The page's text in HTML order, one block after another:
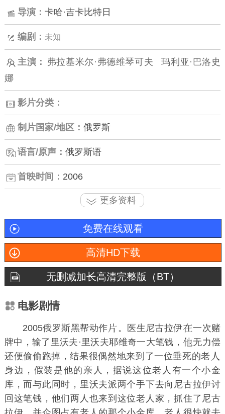
导演： 卡哈·吉卡比特日
编剧： 未知
主演： 弗拉基米尔·弗德维琴可夫
玛利亚·巴洛史
娜
影片分类：
制片国家/地区： 俄罗斯
语言/原声： 俄罗斯语
首映时间： 2006
更多资料
免费在线观看
高清HD下载
无删减加长高清完整版（BT）
电影剧情
2005俄罗斯黑帮动作 。医生尼古拉伊
一次赌
牌中，输了里沃夫·里沃夫耶维奇一大笔钱，
无力偿
还便偷偷跑掉，结果很偶然地来到了一位垂死的老
身边，假装是他的亲人，据说这位老人有一个小金
库，而与此同时，里沃夫派两个手下去向尼古拉伊讨
回这笔钱，他们两人也来到这位老人家，抓住了尼古